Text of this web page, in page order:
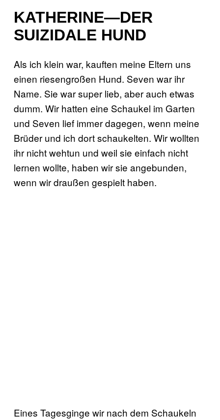
KATHERINE—DER
SUIZIDALE HUND
Als ich klein war, kauften meine Eltern uns
einen riesengroßen Hund. Seven war ihr
Name. Sie war super lieb, aber auch etwas
dumm. Wir hatten eine Schaukel im Garten
und Seven lief immer dagegen, wenn meine
Brüder und ich dort schaukelten. Wir wollten
ihr nicht wehtun und weil sie einfach nicht
lernen wollte, haben wir sie angebunden,
wenn wir draußen gespielt haben.
Eines Tagesginge wir nach dem Schaukeln